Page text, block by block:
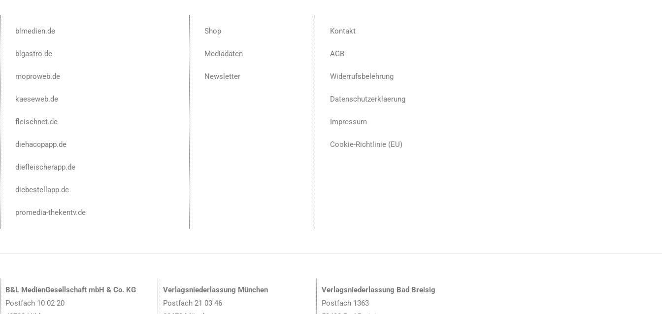
blmedien.de
blgastro.de
moproweb.de
kaeseweb.de
fleischnet.de
diehaccpapp.de
diefleischerapp.de
diebestellapp.de
promedia-thekentv.de
Shop
Mediadaten
Newsletter
Kontakt
AGB
Widerrufsbelehrung
Datenschutzerklaerung
Impressum
Cookie-Richtlinie (EU)
B&L MedienGesellschaft mbH & Co. KG
Postfach 10 02 20
Verlagsniederlassung München
Postfach 21 03 46
Verlagsniederlassung Bad Breisig
Postfach 1363